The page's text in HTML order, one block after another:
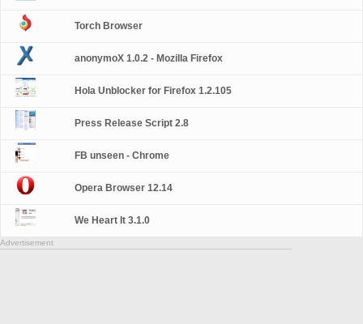
Torch Browser
anonymoX 1.0.2 - Mozilla Firefox
Hola Unblocker for Firefox 1.2.105
Press Release Script 2.8
FB unseen - Chrome
Opera Browser 12.14
We Heart It 3.1.0
Advertisement